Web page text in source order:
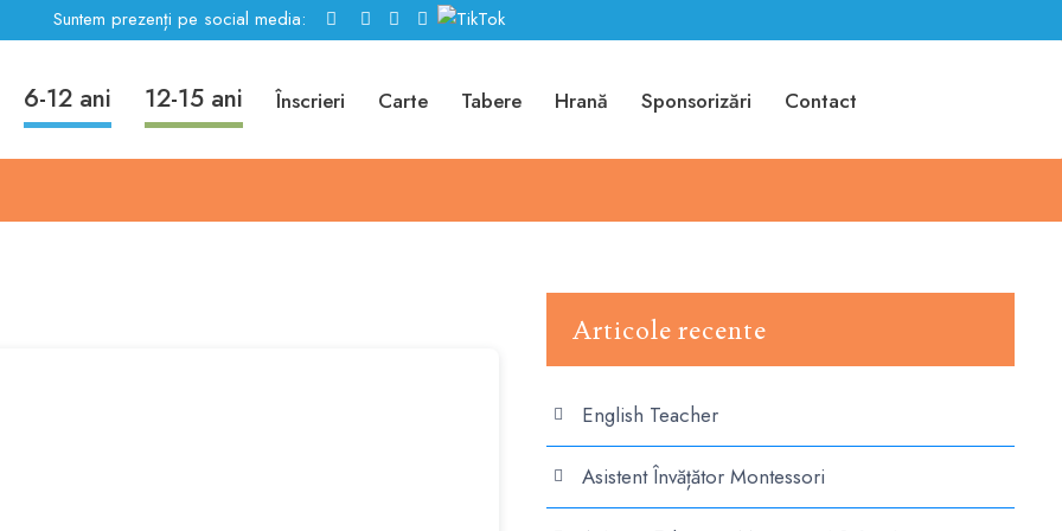
Suntem prezenți pe social media:
6-12 ani 12-15 ani Înscrieri Carte Tabere Hrană Sponsorizări Contact
Cake
Articole recente
English Teacher
Asistent Învățător Montessori